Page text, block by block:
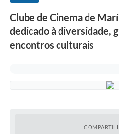
Clube de Cinema de
dedicado à diversidade,
encontros culturais